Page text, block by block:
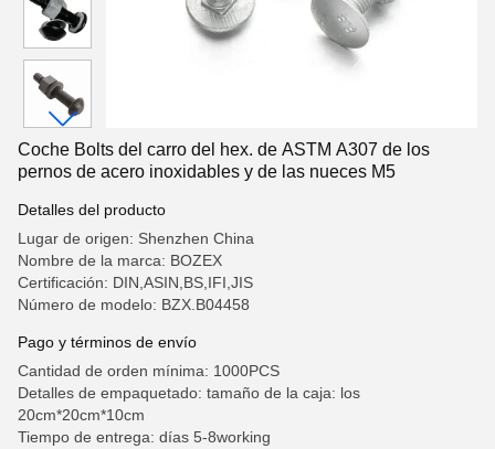
Coche Bolts del carro del hex. de ASTM A307 de los
pernos de acero inoxidables y de las nueces M5
Detalles del producto
Lugar de origen: Shenzhen China
Nombre de la marca: BOZEX
Certificación: DIN,ASIN,BS,IFI,JIS
Número de modelo: BZX.B04458
Pago y términos de envío
Cantidad de orden mínima: 1000PCS
Detalles de empaquetado: tamaño de la caja: los
20cm*20cm*10cm
Tiempo de entrega: días 5-8working